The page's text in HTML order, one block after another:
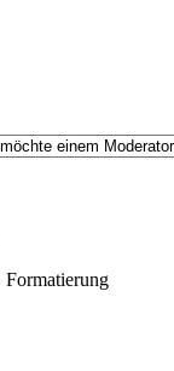
Formatierung